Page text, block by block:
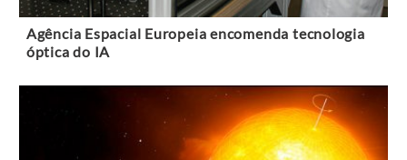
Agência Espacial Europeia encomenda tecnologia
óptica do IA